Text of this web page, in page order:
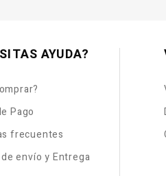
AYUDA?
Pago
frecuentes
envío y Entrega